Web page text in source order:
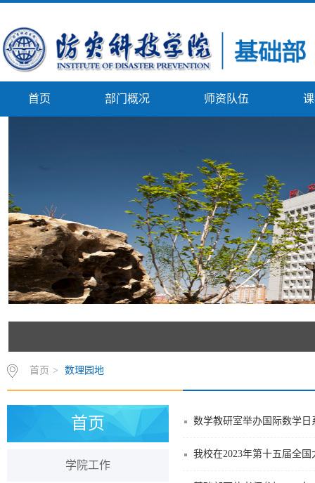
首页 部门概况 师资队伍
首页 > 数理园地
首页
学院工作
数学教研室举办国际数学日
我校在2023年第十五届全